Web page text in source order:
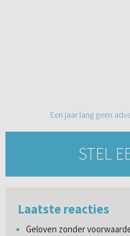
Een jaar lang geen
STEL
Laatste reacties
Geloven zonder